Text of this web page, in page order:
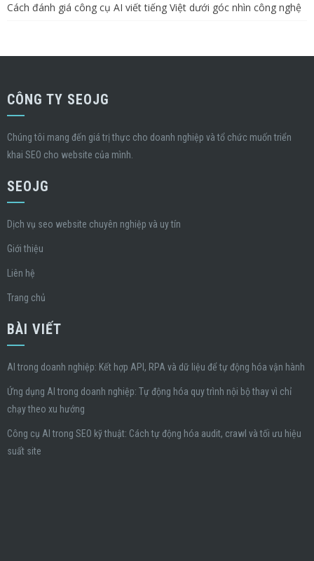
Cách đánh giá công cụ AI viết tiếng Việt dưới góc nhìn công nghệ
CÔNG TY SEOJG
Chúng tôi mang đến giá trị thực cho doanh nghiệp và tổ chức muốn triển
khai SEO cho website của mình.
SEOJG
Dịch vụ seo website chuyên nghiệp và uy tín
Giới thiệu
Liên hệ
Trang chủ
BÀI VIẾT
AI trong doanh nghiệp: Kết hợp API, RPA và dữ liệu để tự động hóa vận hành
Ứng dụng AI trong doanh nghiệp: Tự động hóa quy trình nội bộ thay vì chỉ
chạy theo xu hướng
Công cụ AI trong SEO kỹ thuật: Cách tự động hóa audit, crawl và tối ưu hiệu
suất site